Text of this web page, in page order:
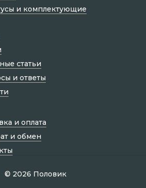
статьи
и ответы
и оплата
и обмен
© 2026 Половик
и комплектующие